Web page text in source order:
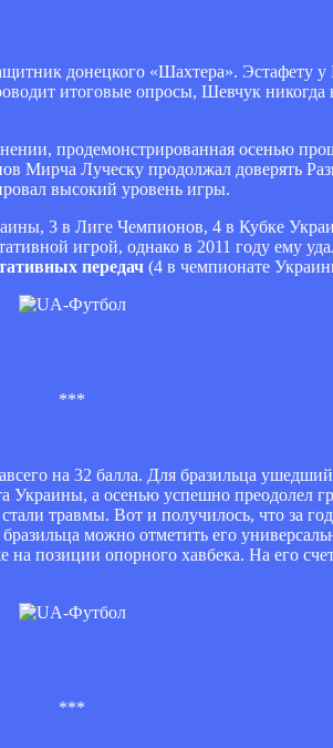
донецкого «Шахтера». Эстафету у
итоговые опросы, Шевчук
продемонстрированная осенью
Мирча Луческу продолжал доверять
высокий уровень игры.
3 в Лиге Чемпионов, 4 в Кубке
игрой, однако в 2011 году ему
передач (4 в чемпионате
***
на 32 балла. Для бразильца
Украины, а осенью успешно преодолел
травмы. Вот и получилось, что за
можно отметить его
на позиции опорного хавбека. На его
***